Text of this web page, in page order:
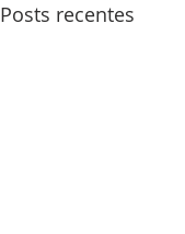
Posts recentes